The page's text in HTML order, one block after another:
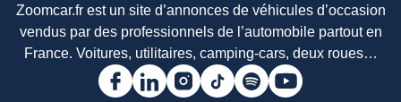
Zoomcar.fr est un site d’annonces de véhicules d’occasion
vendus par des professionnels de l’automobile partout en
France. Voitures, utilitaires, camping-cars, deux roues…